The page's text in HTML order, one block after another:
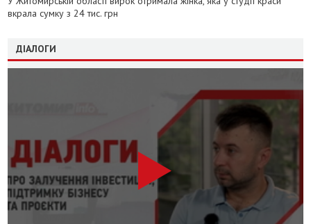
вкрала сумку з 24 тис. грн
ДІАЛОГИ